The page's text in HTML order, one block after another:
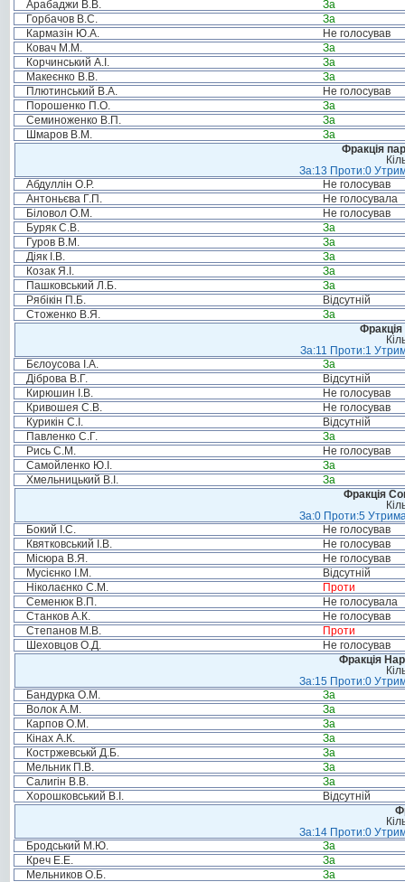
Арабаджи В.В.
За
Горбачов В.С.
За
Кармазін Ю.А.
Не голосував
Ковач М.М.
За
Корчинський А.І.
За
Макеєнко В.В.
За
Плютинський В.А.
Не голосував
Порошенко П.О.
За
Семиноженко В.П.
За
Шмаров В.М.
За
Фракція
За:13 Проти:0
Абдуллін О.Р.
Не голосував
Антоньєва Г.П.
Не голосувала
Біловол О.М.
Не голосував
Буряк С.В.
За
Гуров В.М.
За
Діяк І.В.
За
Козак Я.І.
За
Пашковський Л.Б.
За
Рябікін П.Б.
Відсутній
Стоженко В.Я.
За
Фракція
За:11 Проти:1
Бєлоусова І.А.
За
Діброва В.Г.
Відсутній
Кирюшин І.В.
Не голосував
Кривошея С.В.
Не голосував
Курикін С.І.
Відсутній
Павленко С.Г.
За
Рись С.М.
Не голосував
Самойленко Ю.І.
За
Хмельницький В.І.
За
Фракція
За:0 Проти:5
Бокий І.С.
Не голосував
Квятковський І.В.
Не голосував
Місюра В.Я.
Не голосував
Мусієнко І.М.
Відсутній
Ніколаєнко С.М.
Проти
Семенюк В.П.
Не голосувала
Станков А.К.
Не голосував
Степанов М.В.
Проти
Шеховцов О.Д.
Не голосував
Фракція
За:15 Проти:0
Бандурка О.М.
За
Волок А.М.
За
Карпов О.М.
За
Кінах А.К.
За
Костржевськй Д.Б.
За
Мельник П.В.
За
Салигін В.В.
За
Хорошковський В.І.
Відсутній
За:14 Проти:0
Бродський М.Ю.
За
Креч Е.Е.
За
Мельников О.Б.
За